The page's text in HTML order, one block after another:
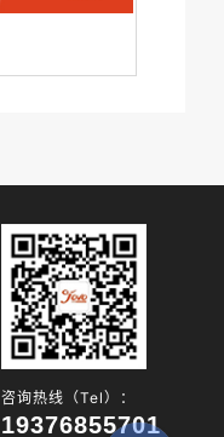
咨询热线（Tel）：
19376855701